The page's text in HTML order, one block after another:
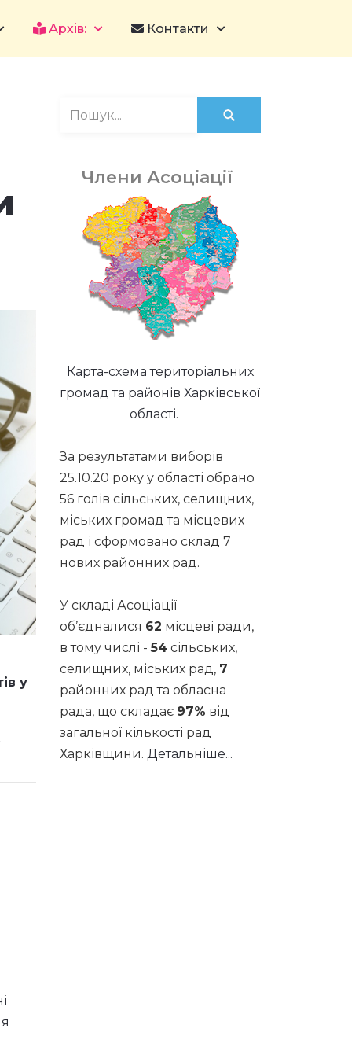
Архів: Контакти
у
Члени Асоціації
Карта-схема територіальних
громад та районів Харківської
області.
За результатами виборів
25.10.20 року у області обрано
56 голів сільських, селищних,
міських громад та місцевих
рад і сформовано склад 7
нових районних рад.
У складі Асоціації
об’єдналися 62 місцеві ради,
в тому числі -54 сільських,
селищних, міських рад, 7
районних рад та обласна
рада, що складає 97% від
загальної кількості рад
Харківщини. Детальніше...